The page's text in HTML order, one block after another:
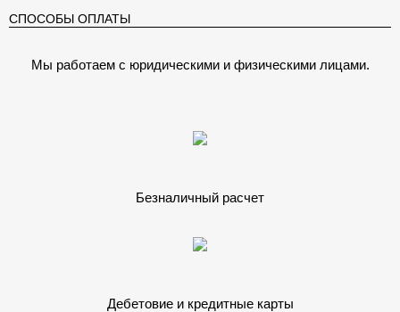
СПОСОБЫ ОПЛАТЫ
Мы работаем с юридическими и физическими лицами.
Безналичный расчет
Дебетовие и кредитные карты